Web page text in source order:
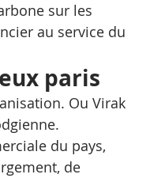
sur les
au service du
paris
Ou Virak
du pays,
de